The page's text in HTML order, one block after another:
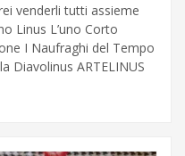
venderli tutti assieme
Linus L’uno Corto
I Naufraghi del Tempo
Diavolinus ARTELINUS